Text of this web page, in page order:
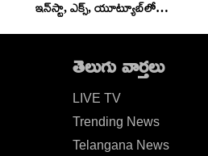
ఇన్‌స్టా, ఎక్స్, యూట్యూబ్‌లో
తెలుగు వార్తలు
LIVE TV
Trending News
Telangana News